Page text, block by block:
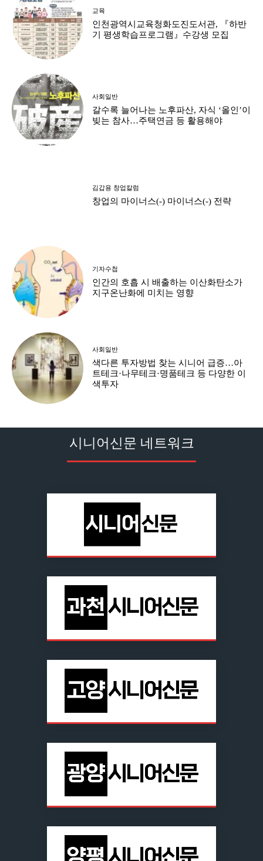
교육
인천광역시교육청화도진도서관, 『하반
기 평생학습프로그램』수강생 모집
사회일반
갈수록 늘어나는 노후파산, 자식 ‘올인’이
빚는 참사…주택연금 등 활용해야
김갑용 창업칼럼
창업의 마이너스(-) 마이너스(-) 전략
기자수첩
인간의 호흡 시 배출하는 이산화탄소가
지구온난화에 미치는 영향
사회일반
색다른 투자방법 찾는 시니어 급증…아
트테크·나무테크·명품테크 등 다양한 이
색투자
시니어신문 네트워크